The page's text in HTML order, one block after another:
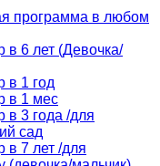
программа в любом
в 6 лет (Девочка/
в 1 год
в 1 мес
в 3 года /для
сад
в 7 лет /для